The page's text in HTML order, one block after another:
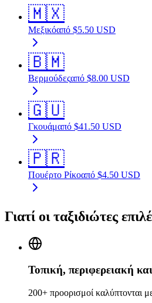
🇲🇽
Μεξικόαπό $5.50 USD
🇧🇲
Βερμούδεςαπό $8.00 USD
🇬🇺
Γκουάμαπό $41.50 USD
🇵🇷
Πουέρτο Ρίκοαπό $4.50 USD
Γιατί οι ταξιδιώτες
Τοπική, περιφερειακή
200+ προορισμοί καλύπτονται